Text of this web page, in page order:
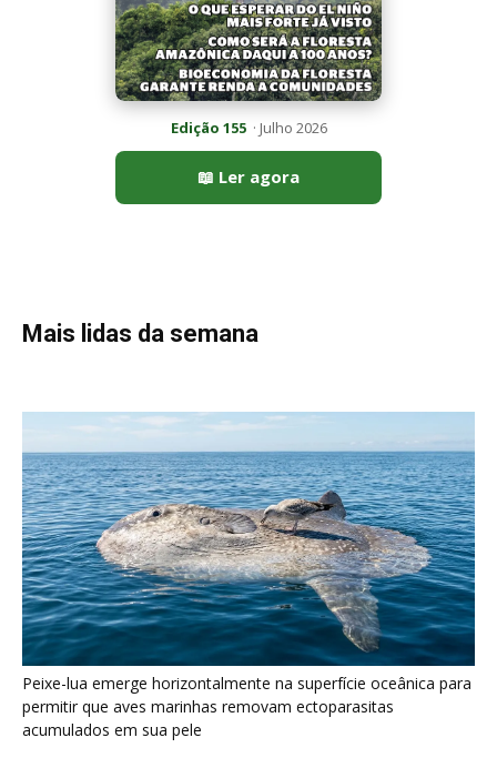
Peixe-lua emerge horizontalmente na superfície oceânica para
permitir que aves marinhas removam ectoparasitas
Seriema utiliza pernas longas e arremessa serpentes contra
rochas para subjugar presas peçonhentas nos campos